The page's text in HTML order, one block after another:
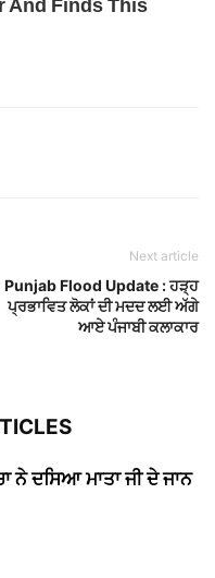
Next article
Punjab Flood Update : ਹੜ੍ਹ
ਪ੍ਰਭਾਵਿਤ ਲੋਕਾਂ ਦੀ ਮਦਦ ਲਈ ਅੱਗੇ
ਆਏ ਪੰਜਾਬੀ ਕਲਾਕਾਰ
ਨੇ ਦਸਿਆ ਮਾਤਾ ਜੀ ਦੇ ਜਾਨ